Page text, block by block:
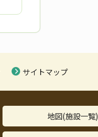
サイトマップ
地図(施設一覧)